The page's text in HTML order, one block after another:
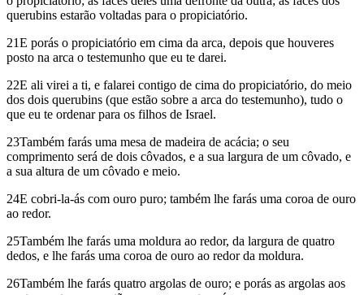
querubins estarão voltadas para o propiciatório.
21E porás o propiciatório em cima da arca, depois que houveres
posto na arca o testemunho que eu te darei.
22E ali virei a ti, e falarei contigo de cima do propiciatório, do meio
dos dois querubins (que estão sobre a arca do testemunho), tudo o
que eu te ordenar para os filhos de Israel.
23Também farás uma mesa de madeira de acácia; o seu
comprimento será de dois côvados, e a sua largura de um côvado, e
a sua altura de um côvado e meio.
24E cobri-la-ás com ouro puro; também lhe farás uma coroa de ouro
ao redor.
25Também lhe farás uma moldura ao redor, da largura de quatro
dedos, e lhe farás uma coroa de ouro ao redor da moldura.
26Também lhe farás quatro argolas de ouro; e porás as argolas aos